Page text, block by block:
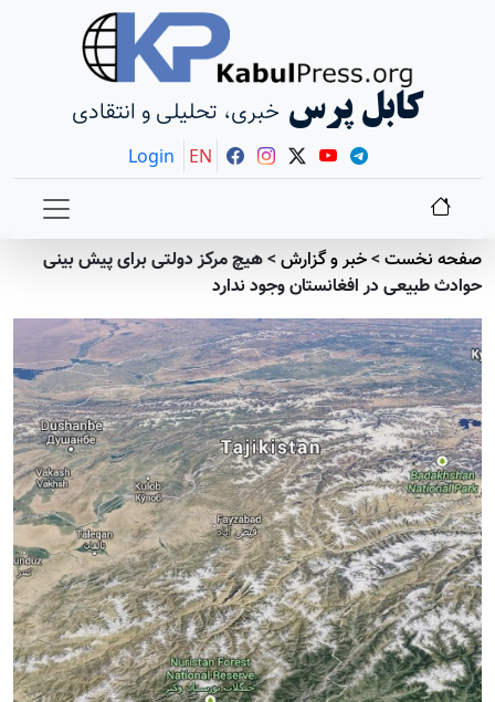
کابل پرس خبری، تحلیلی و انتقادی
Login EN
صفحه نخست>خبر و گزارش>هیچ مرکز دولتی برای پیش بینی
حوادث طبیعی در افغانستان وجود ندارد